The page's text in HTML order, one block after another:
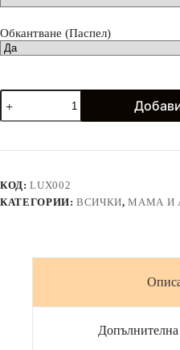
Обкантване (Паспел)
количество
за
Луксозна
от
Мама
и
КОД:LUX002
КАТЕГОРИИ:ВСИЧКИ,МАМА И